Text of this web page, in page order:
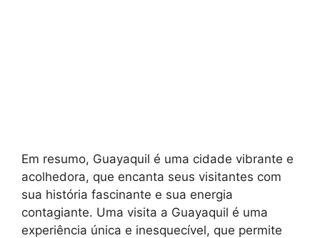
Em resumo, Guayaquil é uma cidade vibrante e
acolhedora, que encanta seus visitantes com
sua história fascinante e sua energia
contagiante. Uma visita a Guayaquil é uma
experiência única e inesquecível, que permite